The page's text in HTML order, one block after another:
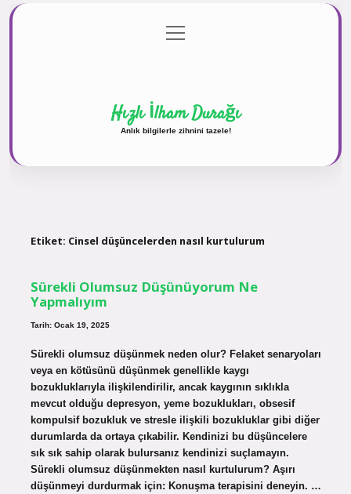
Gizlilik Politikası
menüyü
aç
Hızlı İlham Durağı
Anlık bilgilerle zihnini tazele!
Etiket: Cinsel düşüncelerden nasıl kurtulurum
Sürekli Olumsuz Düşünüyorum Ne
Yapmalıyım
Tarih: Ocak 19, 2025
Sürekli olumsuz düşünmek neden olur? Felaket senaryoları
veya en kötüsünü düşünmek genellikle kaygı
bozukluklarıyla ilişkilendirilir, ancak kaygının sıklıkla
mevcut olduğu depresyon, yeme bozuklukları, obsesif
kompulsif bozukluk ve stresle ilişkili bozukluklar gibi diğer
durumlarda da ortaya çıkabilir. Kendinizi bu düşüncelere
sık sık sahip olarak bulursanız kendinizi suçlamayın.
Sürekli olumsuz düşünmekten nasıl kurtulurum? Aşırı
düşünmeyi durdurmak için: Konuşma terapisini deneyin. …